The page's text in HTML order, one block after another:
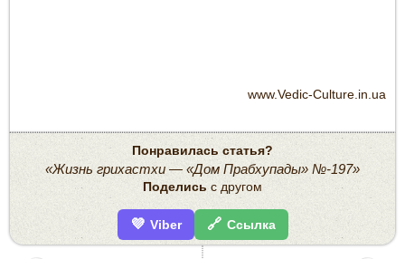
www.Vedic-Culture.in.ua
Понравилась статья?
«Жизнь грихастхи — «Дом Прабхупады» №-197»
Поделись с другом
💜 Viber 🔗 Ссылка